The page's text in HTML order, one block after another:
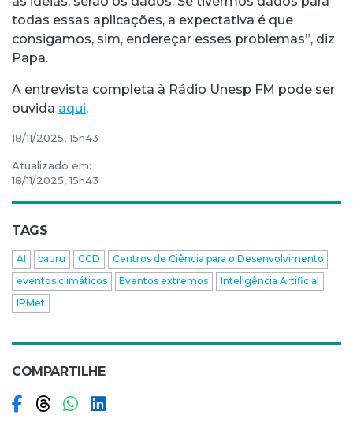
todas essas aplicações, a expectativa é que
consigamos, sim, endereçar esses problemas”, diz
Papa.
A entrevista completa à Rádio Unesp FM pode ser
ouvida aqui.
18/11/2025, 15h43
Atualizado em:
18/11/2025, 15h43
TAGS
AI bauru CCD
Centros de Ciência para o Desenvolvimento
eventos climáticos
Eventos extremos
Inteligência Artificial
IPMet
COMPARTILHE
Compartilhar no Facebook
Compartilhar no Threads
Compartilhar no WhatsApp
Compartilhar no LinkedIn